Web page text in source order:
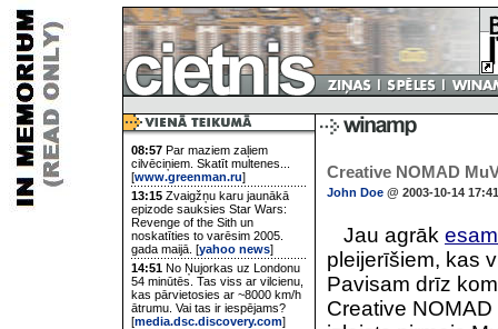
08:57 Par maziem zaļiem
cilvēciņiem. Skatīt multenes...
[www.greenman.ru]
13:15 Zvaigžņu karu jaunākā
epizode sauksies Star Wars:
Revenge of the Sith un
noskatīties to varēsim 2005.
gada maijā. [yahoo news]
14:51 No Ņujorkas uz Londonu
54 minūtēs. Tas viss ar vilcienu,
kas pārvietosies ar ~8000 km/h
ātrumu. Vai tas ir iespējams?
[media.dsc.discovery.com]
Creative NOMAD
John Doe @ 2003-10-14 17:41
Jau agrāk
pleijerīšiem, kas
Pavisam drīz
Creative